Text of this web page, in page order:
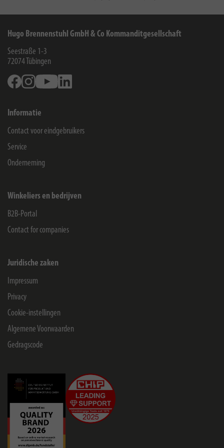
Hugo Brennenstuhl GmbH & Co Kommanditgesellschaft
Seestraße 1-3
72074 Tübingen
FacebookInstagramYoutube
Informatie
Contact voor eindgebruikers
Service
Onderneming
Winkeliers en bedrijven
B2B-Portal
Contact for companies
Juridische zaken
Impressum
Privacy
Cookie-instellingen
Algemene Voorwaarden
Gedragscode